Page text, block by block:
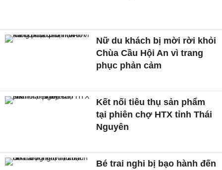
Nữ du khách bị mời rời khỏi
Chùa Cầu Hội An vì trang
phục phản cảm
Kết nối tiêu thụ sản phẩm
tại phiên chợ HTX tỉnh Thái
Nguyên
Bé trai nghi bị bạo hành đến